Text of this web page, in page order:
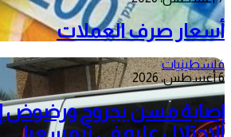
أسعار صرف العملات
فلسطينيات
6 أغسطس، 2026
إصابة مسن بجروح ورضوض